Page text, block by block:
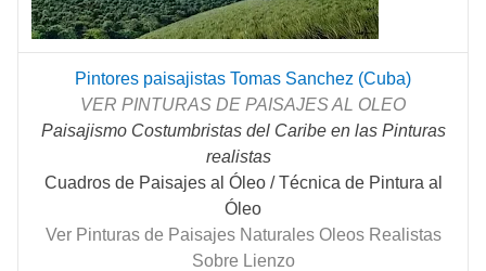
Pintores paisajistas Tomas Sanchez (Cuba)
VER PINTURAS DE PAISAJES AL OLEO
Paisajismo Costumbristas del Caribe en las Pinturas
realistas
Cuadros de Paisajes al Óleo / Técnica de Pintura al
Óleo
Ver Pinturas de Paisajes Naturales Oleos Realistas
Sobre Lienzo